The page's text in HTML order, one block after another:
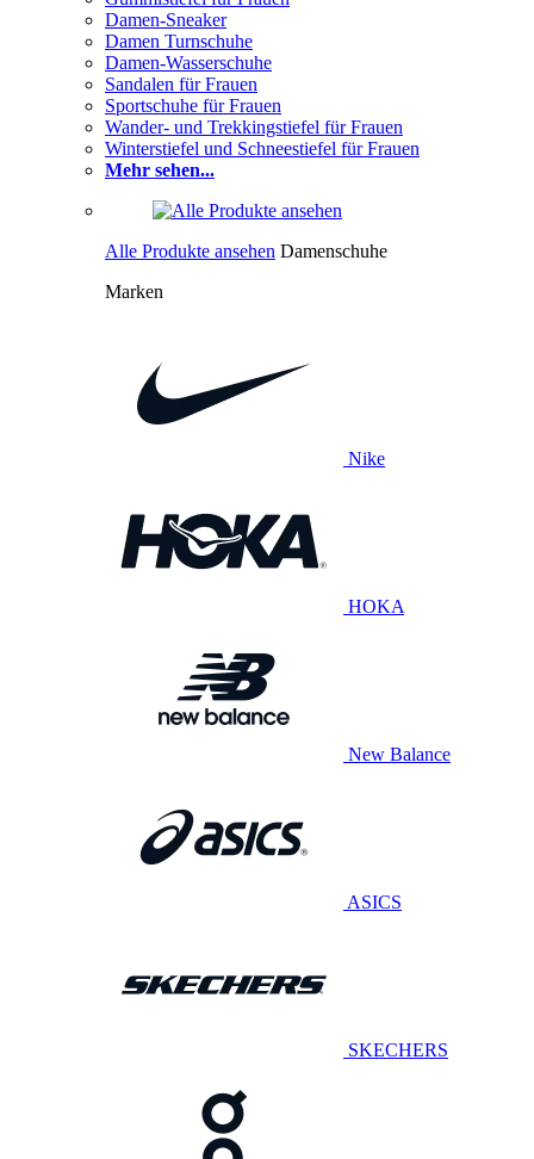
Damen-Sneaker
Damen Turnschuhe
Damen-Wasserschuhe
Sandalen für Frauen
Sportschuhe für Frauen
Wander- und Trekkingstiefel für Frauen
Winterstiefel und Schneestiefel für Frauen
Mehr sehen...
Alle Produkte ansehen Damenschuhe
Marken
Nike
HOKA
New Balance
ASICS
SKECHERS